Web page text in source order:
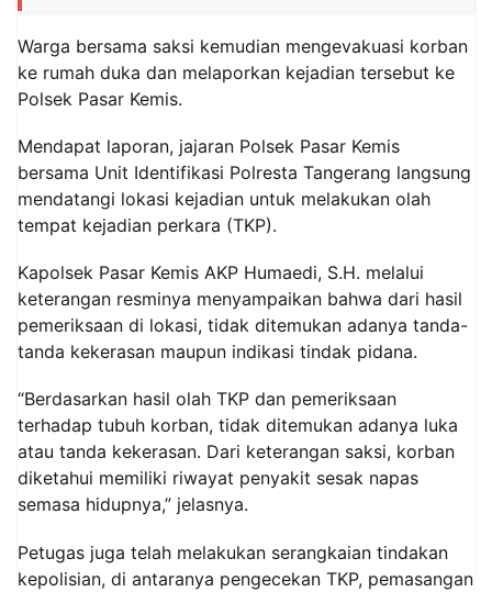
Warga bersama saksi kemudian mengevakuasi korban
ke rumah duka dan melaporkan kejadian tersebut ke
Polsek Pasar Kemis.
Mendapat laporan, jajaran Polsek Pasar Kemis
bersama Unit Identifikasi Polresta Tangerang langsung
mendatangi lokasi kejadian untuk melakukan olah
tempat kejadian perkara (TKP).
Kapolsek Pasar Kemis AKP Humaedi, S.H. melalui
keterangan resminya menyampaikan bahwa dari hasil
pemeriksaan di lokasi, tidak ditemukan adanya tanda-
tanda kekerasan maupun indikasi tindak pidana.
“Berdasarkan hasil olah TKP dan pemeriksaan
terhadap tubuh korban, tidak ditemukan adanya luka
atau tanda kekerasan. Dari keterangan saksi, korban
diketahui memiliki riwayat penyakit sesak napas
semasa hidupnya,” jelasnya.
Petugas juga telah melakukan serangkaian tindakan
kepolisian, di antaranya pengecekan TKP, pemasangan